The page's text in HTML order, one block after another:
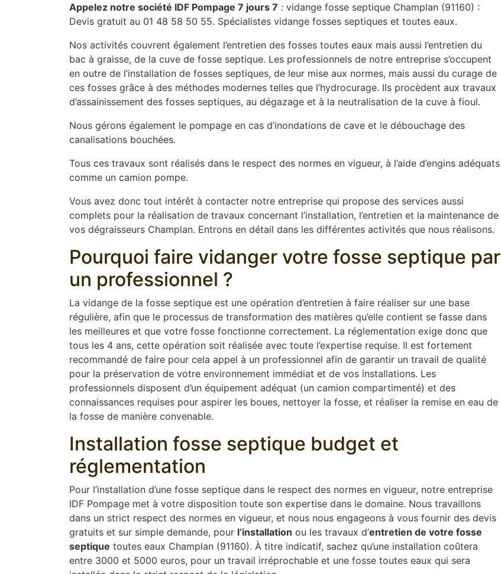
Appelez notre société IDF Pompage 7 jours 7 : vidange fosse septique Champlan (91160) :
Devis gratuit au 01 48 58 50 55. Spécialistes vidange fosses septiques et toutes eaux.
Nos activités couvrent également l’entretien des fosses toutes eaux mais aussi l’entretien du
bac à graisse, de la cuve de fosse septique. Les professionnels de notre entreprise s’occupent
en outre de l’installation de fosses septiques, de leur mise aux normes, mais aussi du curage de
ces fosses grâce à des méthodes modernes telles que l’hydrocurage. Ils procèdent aux travaux
d’assainissement des fosses septiques, au dégazage et à la neutralisation de la cuve à fioul.
Nous gérons également le pompage en cas d’inondations de cave et le débouchage des
canalisations bouchées.
Tous ces travaux sont réalisés dans le respect des normes en vigueur, à l’aide d’engins adéquats
comme un camion pompe.
Vous avez donc tout intérêt à contacter notre entreprise qui propose des services aussi
complets pour la réalisation de travaux concernant l’installation, l’entretien et la maintenance de
vos dégraisseurs Champlan. Entrons en détail dans les différentes activités que nous réalisons.
Pourquoi faire vidanger votre fosse septique par
un professionnel ?
La vidange de la fosse septique est une opération d’entretien à faire réaliser sur une base
régulière, afin que le processus de transformation des matières qu’elle contient se fasse dans
les meilleures et que votre fosse fonctionne correctement. La réglementation exige donc que
tous les 4 ans, cette opération soit réalisée avec toute l’expertise requise. Il est fortement
recommandé de faire pour cela appel à un professionnel afin de garantir un travail de qualité
pour la préservation de votre environnement immédiat et de vos installations. Les
professionnels disposent d’un équipement adéquat (un camion compartimenté) et des
connaissances requises pour aspirer les boues, nettoyer la fosse, et réaliser la remise en eau de
la fosse de manière convenable.
Installation fosse septique budget et
réglementation
Pour l’installation d’une fosse septique dans le respect des normes en vigueur, notre entreprise
IDF Pompage met à votre disposition toute son expertise dans le domaine. Nous travaillons
dans un strict respect des normes en vigueur, et nous nous engageons à vous fournir des devis
gratuits et sur simple demande, pour l’installation ou les travaux d’entretien de votre fosse
septique toutes eaux Champlan (91160). À titre indicatif, sachez qu’une installation coûtera
entre 3000 et 5000 euros, pour un travail irréprochable et une fosse toutes eaux qui sera